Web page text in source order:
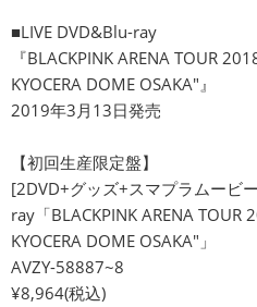
■LIVE DVD&Blu-ray
『BLACKPINK ARENA TOUR
KYOCERA DOME OSAKA"』
2019年3月13日発売
【初回生産限定盤】
[2DVD+グッズ+スマプラムービ
ray「BLACKPINK ARENA TOUR
KYOCERA DOME OSAKA"」
AVZY-58887~8
¥8,964(税込)